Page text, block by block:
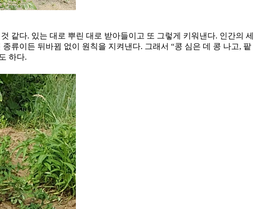
같다. 있는 대로 뿌린 대로 받아들이고 또 그렇게 키워낸다. 인간의 세
류이든 뒤바뀜 없이 원칙을 지켜낸다. 그래서 “콩 심은 데 콩 나고, 팥
하다.